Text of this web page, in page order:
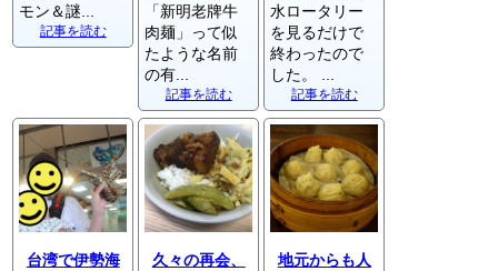
モン＆謎...
記事を読む
「新明老牌牛
肉麺」って似
たような名前
の有...
記事を読む
水ロータリー
を見るだけで
終わったので
した。 ...
記事を読む
台湾で伊勢海
久々の再会、
地元からも人